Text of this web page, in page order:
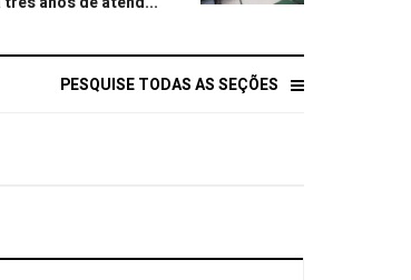
PESQUISE TODAS AS SEÇÕES